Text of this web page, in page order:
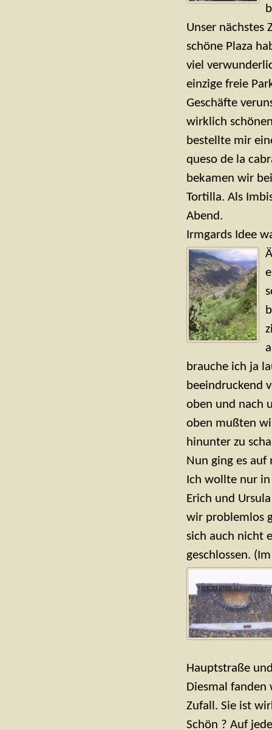
Unser nächstes
schöne Plaza
viel
einzige freie
Geschäfte
wirklich
bestellte mir
queso de la
bekamen wir
Tortilla. Als
Abend.
Irmgards Idee
brauche ich ja
beeindruckend
oben und nach
oben mußten
hinunter zu
Nun ging es
Ich wollte nur in
Erich und
wir problemlos
sich auch nicht
geschlossen.
Hauptstraße
Diesmal
Zufall. Sie ist
Schön ? Auf